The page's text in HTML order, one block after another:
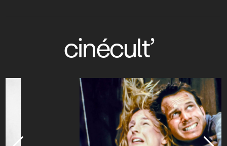
cinécult’